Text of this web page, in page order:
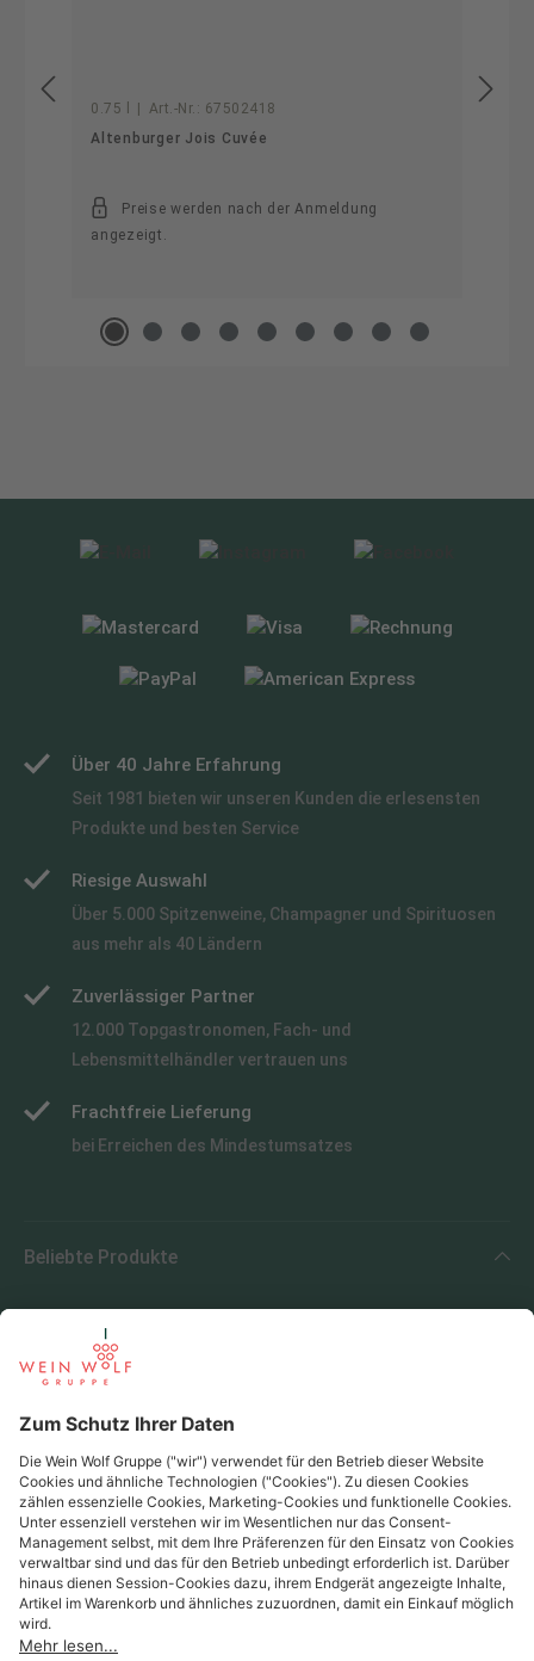
0.75 l Art.-Nr.: 67502418
Altenburger Jois Cuvée
Preise werden nach der Anmeldung
angezeigt.
Über 40 Jahre Erfahrung
Seit 1981 bieten wir unseren Kunden die erlesensten
Produkte und besten Service
Riesige Auswahl
Über 5.000 Spitzenweine, Champagner und Spirituosen
aus mehr als 40 Ländern
Zuverlässiger Partner
12.000 Topgastronomen, Fach- und
Lebensmittelhändler vertrauen uns
Frachtfreie Lieferung
bei Erreichen des Mindestumsatzes
Beliebte Produkte
Beliebte Regionen
Beliebte Produzenten
Wein Wolf
Wein Wolf GmbH